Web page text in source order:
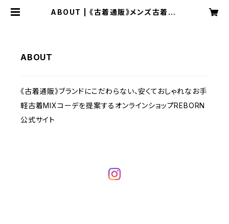
ABOUT | 《古着通販》メンズ古着MI
ABOUT
《古着通販》ブランドにこだわらない、安くておしゃれなお手
軽古着MIXコーデを提案するオンラインショップREBORN
公式サイト